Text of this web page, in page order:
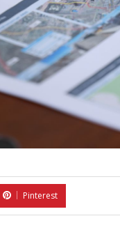
Pinterest